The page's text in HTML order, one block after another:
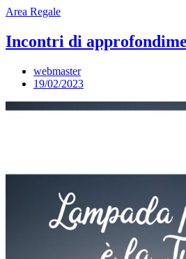
Area Regale
Incontri di
webmaster
19/02/2023